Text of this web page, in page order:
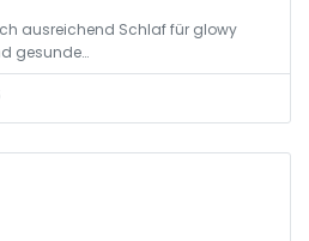
ausreichend Schlaf für glowy
gesunde…